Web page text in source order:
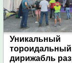
Уникальный
тороидальный
дирижабль